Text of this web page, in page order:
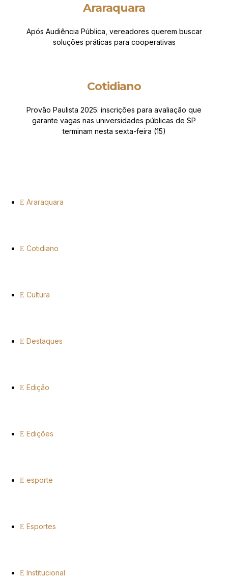
Araraquara
Após Audiência Pública, vereadores querem buscar
soluções práticas para cooperativas
Cotidiano
Provão Paulista 2025: inscrições para avaliação que
garante vagas nas universidades públicas de SP
terminam nesta sexta-feira (15)
Araraquara
Cotidiano
Cultura
Destaques
Edição
Edições
esporte
Esportes
Institucional